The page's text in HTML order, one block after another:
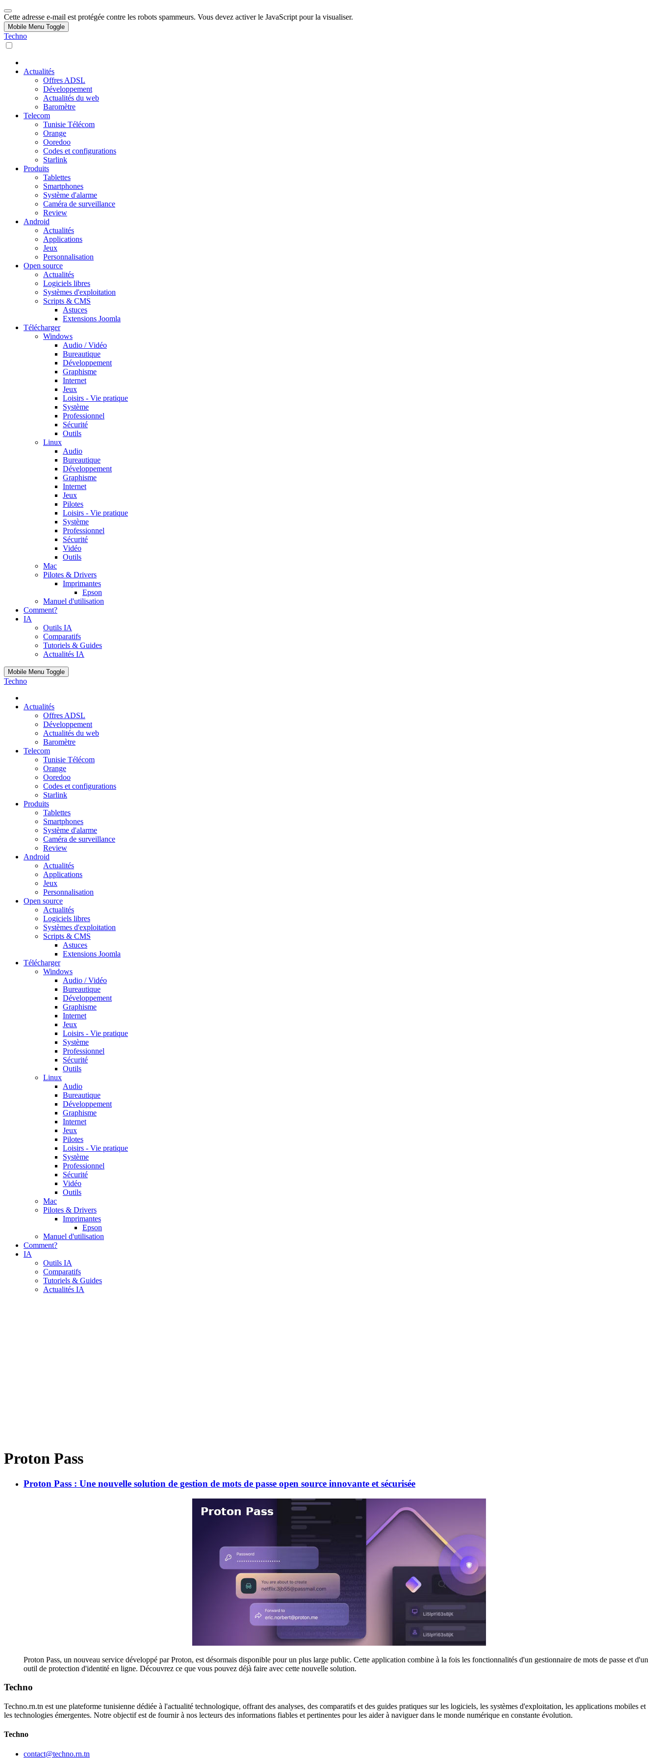
Cette adresse e-mail est protégée contre les robots spammeurs. Vous devez activer le JavaScript pour la visualiser.
Mobile Menu Toggle
Techno
Actualités
Offres ADSL
Développement
Actualités du web
Baromètre
Telecom
Tunisie Télécom
Orange
Ooredoo
Codes et configurations
Starlink
Produits
Tablettes
Smartphones
Système d'alarme
Caméra de surveillance
Review
Android
Actualités
Applications
Jeux
Personnalisation
Open source
Actualités
Logiciels libres
Systèmes d'exploitation
Scripts & CMS
Astuces
Extensions Joomla
Télécharger
Windows
Audio / Vidéo
Bureautique
Développement
Graphisme
Internet
Jeux
Loisirs - Vie pratique
Système
Professionnel
Sécurité
Outils
Linux
Audio
Bureautique
Développement
Graphisme
Internet
Jeux
Pilotes
Loisirs - Vie pratique
Système
Professionnel
Sécurité
Vidéo
Outils
Mac
Pilotes & Drivers
Imprimantes
Epson
Manuel d'utilisation
Comment?
IA
Outils IA
Comparatifs
Tutoriels & Guides
Actualités IA
Mobile Menu Toggle
Techno
Actualités
Offres ADSL
Développement
Actualités du web
Baromètre
Telecom
Tunisie Télécom
Orange
Ooredoo
Codes et configurations
Starlink
Produits
Tablettes
Smartphones
Système d'alarme
Caméra de surveillance
Review
Android
Actualités
Applications
Jeux
Personnalisation
Open source
Actualités
Logiciels libres
Systèmes d'exploitation
Scripts & CMS
Astuces
Extensions Joomla
Télécharger
Windows
Audio / Vidéo
Bureautique
Développement
Graphisme
Internet
Jeux
Loisirs - Vie pratique
Système
Professionnel
Sécurité
Outils
Linux
Audio
Bureautique
Développement
Graphisme
Internet
Jeux
Pilotes
Loisirs - Vie pratique
Système
Professionnel
Sécurité
Vidéo
Outils
Mac
Pilotes & Drivers
Imprimantes
Epson
Manuel d'utilisation
Comment?
IA
Outils IA
Comparatifs
Tutoriels & Guides
Actualités IA
Proton Pass
Proton Pass : Une nouvelle solution de gestion de mots de passe open source innovante et sécurisée
Proton Pass, un nouveau service développé par Proton, est désormais disponible pour un plus large public. Cette application combine à la fois les fonctionnalités d'un gestionnaire de mots de passe et d'un
outil de protection d'identité en ligne. Découvrez ce que vous pouvez déjà faire avec cette nouvelle solution.
Techno
Techno.rn.tn est une plateforme tunisienne dédiée à l'actualité technologique, offrant des analyses, des comparatifs et des guides pratiques sur les logiciels, les systèmes d'exploitation, les applications mobiles et
les technologies émergentes. Notre objectif est de fournir à nos lecteurs des informations fiables et pertinentes pour les aider à naviguer dans le monde numérique en constante évolution.
Techno
contact@techno.rn.tn